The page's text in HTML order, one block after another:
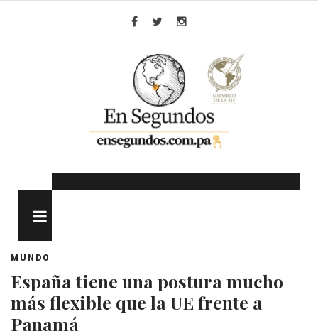
MUNDO
España tiene una postura mucho
más flexible que la UE frente a
Panamá